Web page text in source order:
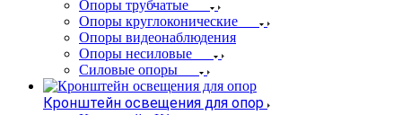
Опоры трубчатые
Опоры круглоконические
Опоры видеонаблюдения
Опоры несиловые
Силовые опоры
Кронштейн освещения для опор